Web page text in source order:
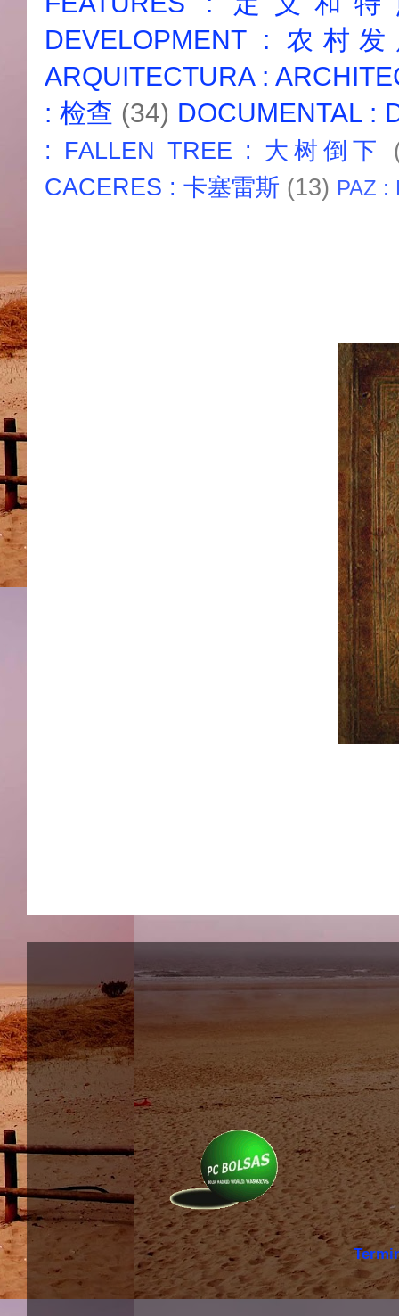
DEVELOPMENT : 农村
ARQUITECTURA :
: 检查 (34) DOCUMENTAL :
: FALLEN TREE : 大树倒下
CACERES : 卡塞雷斯 (13) PAZ :